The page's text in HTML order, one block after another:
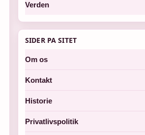
Verden
SIDER PA SITET
Om os
Kontakt
Historie
Privatlivspolitik